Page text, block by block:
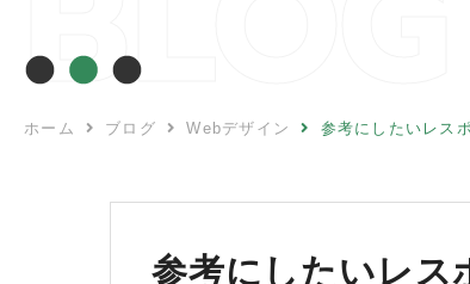
ホーム ブログ Webデザイン 参考にしたいレス
参考にしたいレス